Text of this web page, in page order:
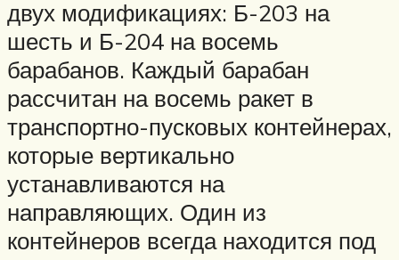
двух модификациях: Б-203 на
шесть и Б-204 на восемь
барабанов. Каждый барабан
рассчитан на восемь ракет в
транспортно-пусковых контейнерах,
которые вертикально
устанавливаются на
направляющих. Один из
контейнеров всегда находится под